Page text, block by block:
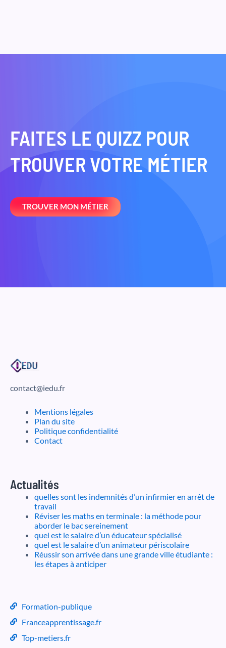
FAITES LE QUIZZ POUR
TROUVER VOTRE MÉTIER
TROUVER MON MÉTIER
contact@iedu.fr
Mentions légales
Plan du site
Politique confidentialité
Contact
Actualités
quelles sont les indemnités d’un infirmier en arrêt de
travail
Réviser les maths en terminale : la méthode pour
aborder le bac sereinement
quel est le salaire d’un éducateur spécialisé
quel est le salaire d’un animateur périscolaire
Réussir son arrivée dans une grande ville étudiante :
les étapes à anticiper
Formation-publique
Franceapprentissage.fr
Top-metiers.fr